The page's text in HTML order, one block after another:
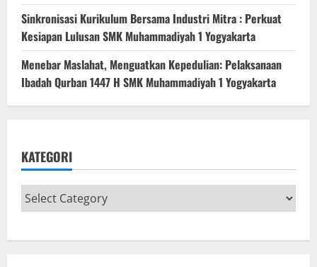
Sinkronisasi Kurikulum Bersama Industri Mitra : Perkuat
Kesiapan Lulusan SMK Muhammadiyah 1 Yogyakarta
Menebar Maslahat, Menguatkan Kepedulian: Pelaksanaan
Ibadah Qurban 1447 H SMK Muhammadiyah 1 Yogyakarta
KATEGORI